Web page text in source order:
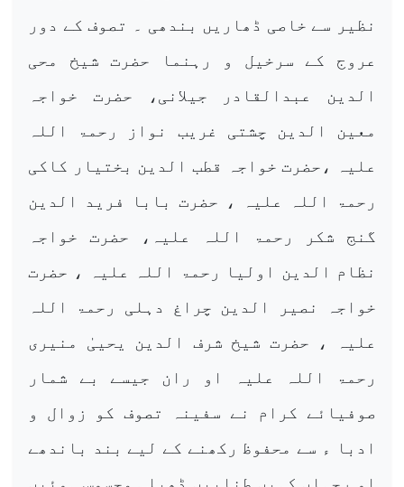
نظیر سے خاصی ڈھاریں بندھی ۔ تصوف کے دور
عروج کے سرخیل و رہنما حضرت شیخ محی
الدین عبدالقادر جیلانی، حضرت خواجہ
معین الدین چشتی غریب نواز رحمۃ اللہ
علیہ ،حضرت خواجہ قطب الدین بختیار کاکی
رحمۃ اللہ علیہ ، حضرت بابا فرید الدین
گنج شکر رحمۃ اللہ علیہ، حضرت خواجہ
نظام الدین اولیا رحمۃ اللہ علیہ ، حضرت
خواجہ نصیر الدین چراغ دہلی رحمۃ اللہ
علیہ ، حضرت شیخ شرف الدین یحییٰ منیری
رحمۃ اللہ علیہ او ران جیسے بے شمار
صوفیائے کرام نے سفینہ تصوف کو زوال و
ادبا ء سے محفوظ رکھنے کے لیے بند باندھے
او رجہاں کہیں طنابیں ڈھیلی محسوس ہوئیں